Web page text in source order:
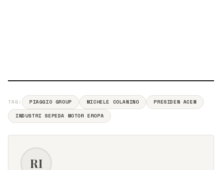
TAG: PIAGGIO GROUP MICHELE COLANINO
PRESIDEN ACEM
INDUSTRI SEPEDA MOTOR EROPA
RI